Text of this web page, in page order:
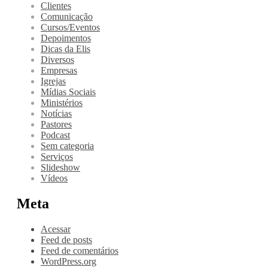
Clientes
Comunicação
Cursos/Eventos
Depoimentos
Dicas da Elis
Diversos
Empresas
Igrejas
Mídias Sociais
Ministérios
Notícias
Pastores
Podcast
Sem categoria
Serviços
Slideshow
Vídeos
Meta
Acessar
Feed de posts
Feed de comentários
WordPress.org